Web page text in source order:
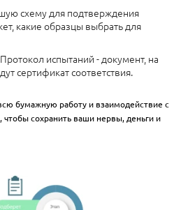
схему для подтверждения
какие образцы выбрать для
испытаний - документ, на
сертификат соответствия.
бумажную работу и взаимодействие с
сохранить ваши нервы, деньги и